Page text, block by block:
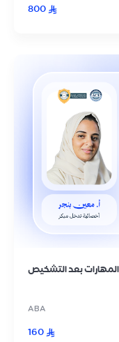
800
بعد التشخيص
ABA
160